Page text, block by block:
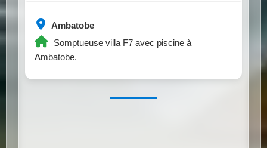
Ambatobe
Somptueuse villa F7 avec piscine à
Ambatobe.